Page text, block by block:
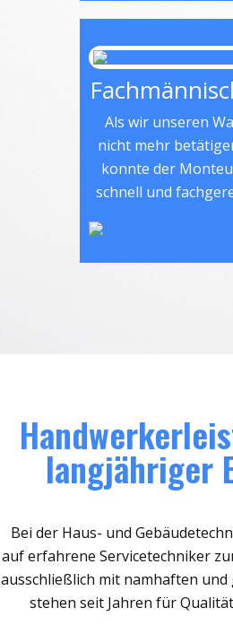
Als wir unseren
nicht mehr
konnte der
schnell und
langjähriger
Bei der Haus- und
auf erfahrene Servicetechniker
ausschließlich mit namhaften
stehen seit Jahren für